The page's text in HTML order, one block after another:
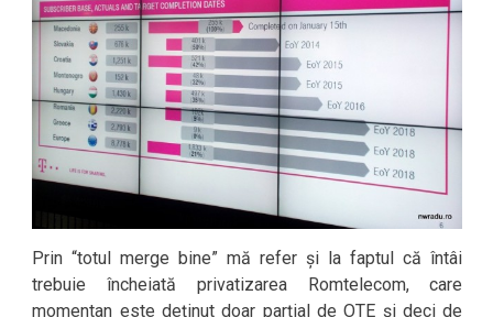
Prin “totul merge bine” mă refer și la faptul că întâi
trebuie încheiată privatizarea Romtelecom, care
momentan este deținut doar parțial de OTE și deci de